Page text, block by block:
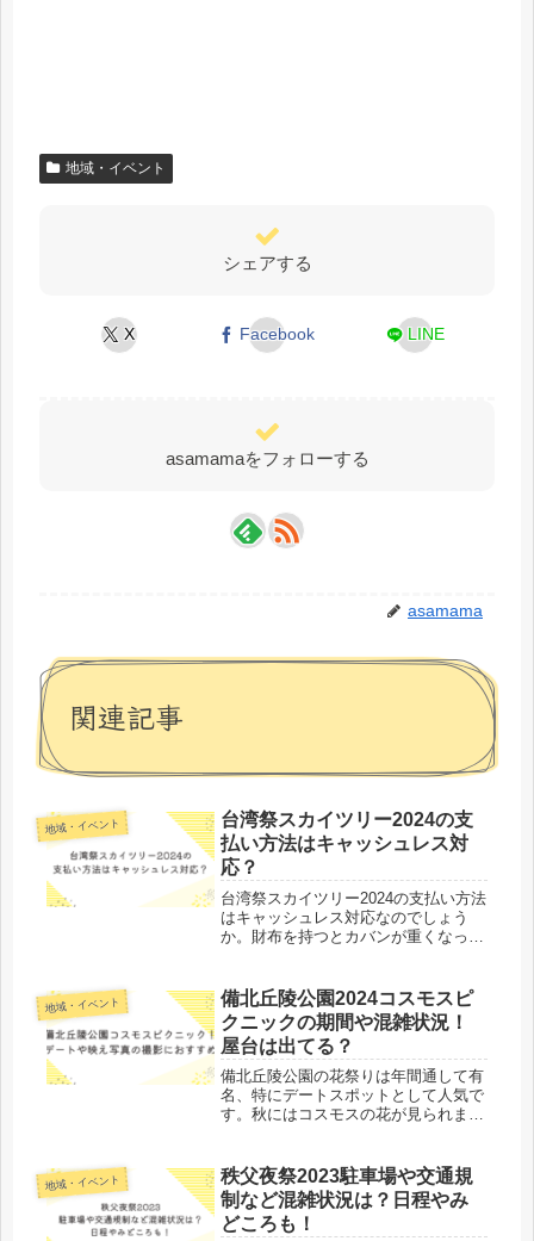
地域・イベント
シェアする
X Facebook LINE
asamamaをフォローする
asamama
関連記事
地域・イベント
台湾祭スカイツリー2024の支
払い方法はキャッシュレス対
応？
台湾祭スカイツリー2024の支払い方法
はキャッシュレス対応なのでしょう
か。財布を持つとカバンが重くなった
い方法がキャッシュレス対応していな
い場合、現金を持ち合わせていない
と...
地域・イベント
備北丘陵公園2024コスモスピ
クニックの期間や混雑状況！
屋台は出てる？
備北丘陵公園の花祭りは年間通して有
名、特にデートスポットとして人気で
す。秋にはコスモスの花が見られま
がらゆっくり話すことができるので、
付き合う前・付き合いたてのデートに
ぴっ...
地域・イベント
秩父夜祭2023駐車場や交通規
制など混雑状況は？日程やみ
どころも！